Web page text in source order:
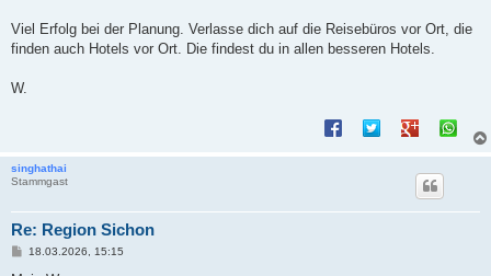
Viel Erfolg bei der Planung. Verlasse dich auf die Reisebüros vor Ort, die
finden auch Hotels vor Ort. Die findest du in allen besseren Hotels.
W.
singhathai
Stammgast
Re: Region Sichon
B18.03.2026, 15:15